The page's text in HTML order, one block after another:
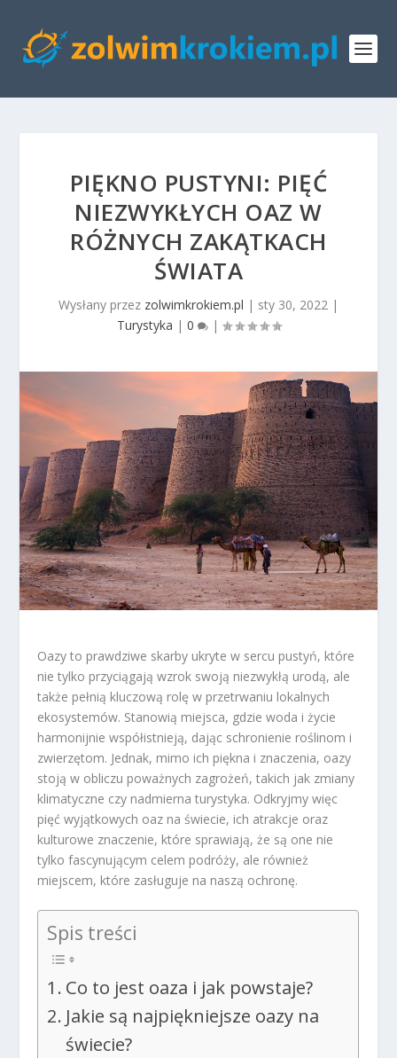
PIĘKNO PUSTYNI: PIĘĆ
NIEZWYKŁYCH OAZ W
RÓŻNYCH ZAKĄTKACH
ŚWIATA
Wysłany przez zolwimkrokiem.pl | sty 30, 2022 |
Turystyka | 0 |
Oazy to prawdziwe skarby ukryte w sercu pustyń, które
nie tylko przyciągają wzrok swoją niezwykłą urodą, ale
także pełnią kluczową rolę w przetrwaniu lokalnych
ekosystemów. Stanowią miejsca, gdzie woda i życie
harmonijnie współistnieją, dając schronienie roślinom i
zwierzętom. Jednak, mimo ich piękna i znaczenia, oazy
stoją w obliczu poważnych zagrożeń, takich jak zmiany
klimatyczne czy nadmierna turystyka. Odkryjmy więc
pięć wyjątkowych oaz na świecie, ich atrakcje oraz
kulturowe znaczenie, które sprawiają, że są one nie
tylko fascynującym celem podróży, ale również
miejscem, które zasługuje na naszą ochronę.
Spis treści
Co to jest oaza i jak powstaje?
Jakie są najpiękniejsze oazy na
świecie?